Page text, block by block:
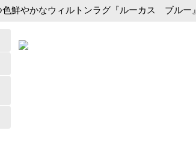
鮮やかなウィルトンラグ『ルーカス ブルー』